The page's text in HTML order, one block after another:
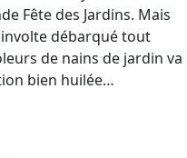
Fête des Jardins. Mais
débarqué tout
de nains de jardin va
bien huilée…